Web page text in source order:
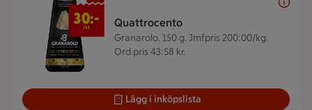
Quattrocento
Granarolo. 150 g. Jmfpris 200:00/kg.
Ord.pris 43:58 kr.
30 kr/st
30:-
/st
Lägg i inköpslista